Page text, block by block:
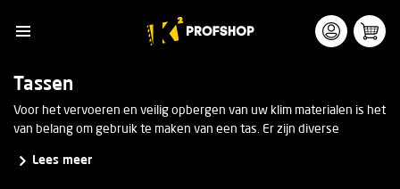
Tassen
Voor het vervoeren en veilig opbergen van uw klim materialen is het
van belang om gebruik te maken van een tas. Er zijn diverse
Denk bijvoorbeeld aan een hijstas, transporttas, duffel, touwtas,
Lees meer